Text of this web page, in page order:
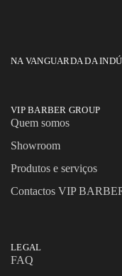
NA VANGUARDA DA
VIP BARBER GROUP
Quem somos
Showroom
Produtos e serviços
Contactos VIP
LEGAL
FAQ